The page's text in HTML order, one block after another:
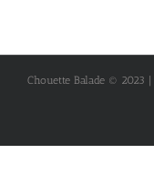
Chouette Balade © 2023 |